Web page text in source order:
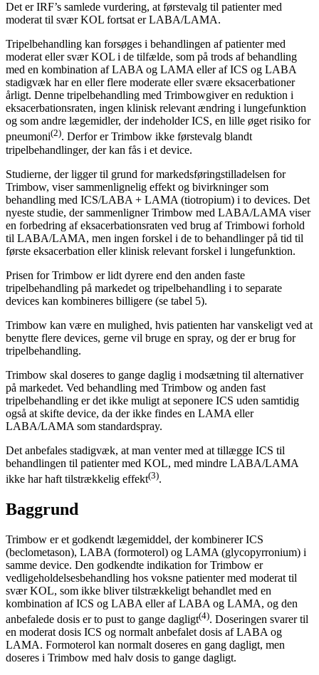
Det er IRF’s samlede vurdering, at førstevalg til patienter med
moderat til svær KOL fortsat er LABA/LAMA.
Tripelbehandling kan forsøges i behandlingen af patienter med
moderat eller svær KOL i de tilfælde, som på trods af behandling
med en kombination af LABA og LAMA eller af ICS og LABA
stadigvæk har en eller flere moderate eller svære eksacerbationer
årligt. Denne tripelbehandling med Trimbowgiver en reduktion i
eksacerbationsraten, ingen klinisk relevant ændring i lungefunktion
og som andre lægemidler, der indeholder ICS, en lille øget risiko for
pneumoni(2). Derfor er Trimbow ikke førstevalg blandt
tripelbehandlinger, der kan fås i et device.
Studierne, der ligger til grund for markedsføringstilladelsen for
Trimbow, viser sammenlignelig effekt og bivirkninger som
behandling med ICS/LABA + LAMA (tiotropium) i to devices. Det
nyeste studie, der sammenligner Trimbow med LABA/LAMA viser
en forbedring af eksacerbationsraten ved brug af Trimbowi forhold
til LABA/LAMA, men ingen forskel i de to behandlinger på tid til
første eksacerbation eller klinisk relevant forskel i lungefunktion.
Prisen for Trimbow er lidt dyrere end den anden faste
tripelbehandling på markedet og tripelbehandling i to separate
devices kan kombineres billigere (se tabel 5).
Trimbow kan være en mulighed, hvis patienten har vanskeligt ved at
benytte flere devices, gerne vil bruge en spray, og der er brug for
tripelbehandling.
Trimbow skal doseres to gange daglig i modsætning til alternativer
på markedet. Ved behandling med Trimbow og anden fast
tripelbehandling er det ikke muligt at seponere ICS uden samtidig
også at skifte device, da der ikke findes en LAMA eller
LABA/LAMA som standardspray.
Det anbefales stadigvæk, at man venter med at tillægge ICS til
behandlingen til patienter med KOL, med mindre LABA/LAMA
ikke har haft tilstrækkelig effekt(3).
Baggrund
Trimbow er et godkendt lægemiddel, der kombinerer ICS
(beclometason), LABA (formoterol) og LAMA (glycopyrronium) i
samme device. Den godkendte indikation for Trimbow er
vedligeholdelsesbehandling hos voksne patienter med moderat til
svær KOL, som ikke bliver tilstrækkeligt behandlet med en
kombination af ICS og LABA eller af LABA og LAMA, og den
anbefalede dosis er to pust to gange dagligt(4). Doseringen svarer til
en moderat dosis ICS og normalt anbefalet dosis af LABA og
LAMA. Formoterol kan normalt doseres en gang dagligt, men
doseres i Trimbow med halv dosis to gange dagligt.